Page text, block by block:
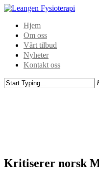
Hjem
Om oss
Vårt tilbud
Nyheter
Kontakt oss
Kritiserer norsk